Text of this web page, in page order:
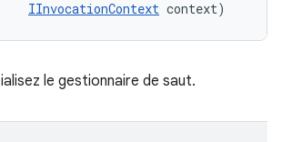
IInvocationContext context)
le gestionnaire de saut.